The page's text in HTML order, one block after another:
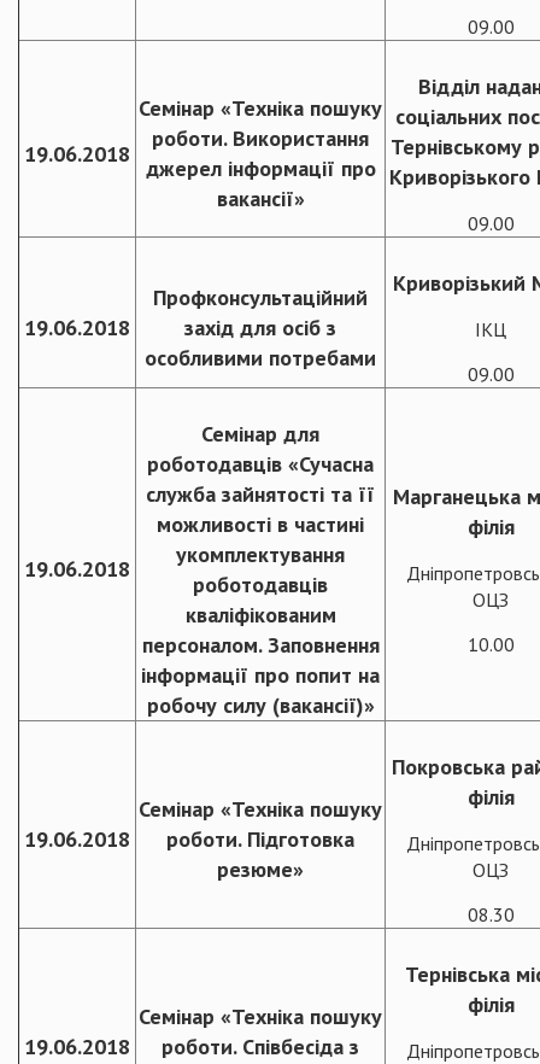
09.00
19.06.2018
Семінар «Техніка пошуку
роботи. Використання
джерел інформації про
вакансії»
Відділ
соціальних
Тернівському
09.00
19.06.2018
Профконсультаційний
захід для осіб з
особливими потребами
ІКЦ
09.00
19.06.2018
Семінар для
роботодавців «Сучасна
служба зайнятості та її
можливості в частині
укомплектування
роботодавців
кваліфікованим
персоналом. Заповнення
інформації про попит на
робочу силу (вакансії)»
Марганецька
філія
ОЦЗ
10.00
19.06.2018
Семінар «Техніка пошуку
роботи. Підготовка
резюме»
Покровська
філія
ОЦЗ
08.30
19.06.2018
Семінар «Техніка пошуку
роботи. Співбесіда з
Тернівська
філія